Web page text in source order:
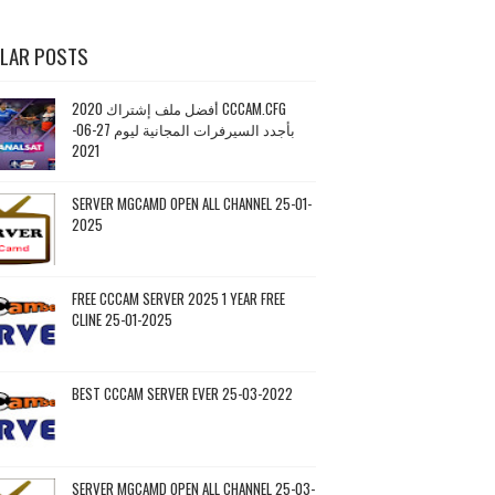
POSTS
أفضل ملف إشتراك 2020 CCCAM.CFG
بأجدد السيرفرات المجانية ليوم 27-06-
2021
SERVER MGCAMD OPEN ALL CHANNEL 25-01-
2025
FREE CCCAM SERVER 2025 1 YEAR FREE
CLINE 25-01-2025
BEST CCCAM SERVER EVER 25-03-2022
SERVER MGCAMD OPEN ALL CHANNEL 25-03-